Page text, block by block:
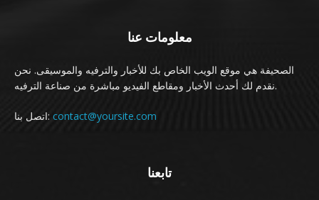
معلومات عنا
الصحيفة هي موقع الويب الخاص بك للأخبار والترفيه والموسيقى. نحن
نقدم لك أحدث الأخبار ومقاطع الفيديو مباشرة من صناعة الترفيه.
اتصل بنا: contact@yoursite.com
تابعنا